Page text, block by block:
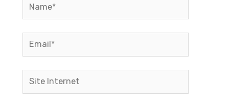
Internet